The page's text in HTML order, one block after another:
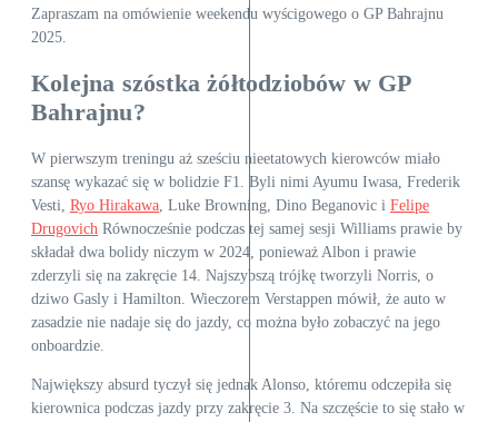
Zapraszam na omówienie weekendu wyścigowego o GP Bahrajnu
2025.
Kolejna szóstka żółtodziobów w GP
Bahrajnu?
W pierwszym treningu aż sześciu nieetatowych kierowców miało
szansę wykazać się w bolidzie F1. Byli nimi Ayumu Iwasa, Frederik
Vesti, Ryo Hirakawa, Luke Browning, Dino Beganovic i Felipe
Drugovich Równocześnie podczas tej samej sesji Williams prawie by
składał dwa bolidy niczym w 2024, ponieważ Albon i prawie
zderzyli się na zakręcie 14. Najszybszą trójkę tworzyli Norris, o
dziwo Gasly i Hamilton. Wieczorem Verstappen mówił, że auto w
zasadzie nie nadaje się do jazdy, co można było zobaczyć na jego
onboardzie.
Największy absurd tyczył się jednak Alonso, któremu odczepiła się
kierownica podczas jazdy przy zakręcie 3. Na szczęście to się stało w